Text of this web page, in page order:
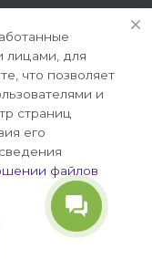
22а, офис 8-28/1
лицами, для
что позволяет
и
страниц
его
файлов